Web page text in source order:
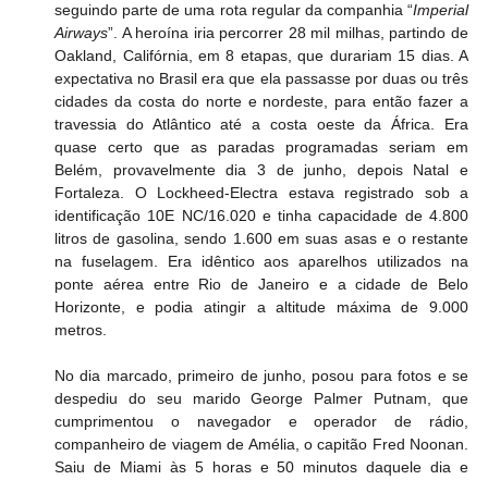
seguindo parte de uma rota regular da companhia “Imperial
Airways”. A heroína iria percorrer 28 mil milhas, partindo de
Oakland, Califórnia, em 8 etapas, que durariam 15 dias. A
expectativa no Brasil era que ela passasse por duas ou três
cidades da costa do norte e nordeste, para então fazer a
travessia do Atlântico até a costa oeste da África. Era
quase certo que as paradas programadas seriam em
Belém, provavelmente dia 3 de junho, depois Natal e
Fortaleza. O Lockheed-Electra estava registrado sob a
identificação 10E NC/16.020 e tinha capacidade de 4.800
litros de gasolina, sendo 1.600 em suas asas e o restante
na fuselagem. Era idêntico aos aparelhos utilizados na
ponte aérea entre Rio de Janeiro e a cidade de Belo
Horizonte, e podia atingir a altitude máxima de 9.000
metros.
No dia marcado, primeiro de junho, posou para fotos e se
despediu do seu marido George Palmer Putnam, que
cumprimentou o navegador e operador de rádio,
companheiro de viagem de Amélia, o capitão Fred Noonan.
Saiu de Miami às 5 horas e 50 minutos daquele dia e